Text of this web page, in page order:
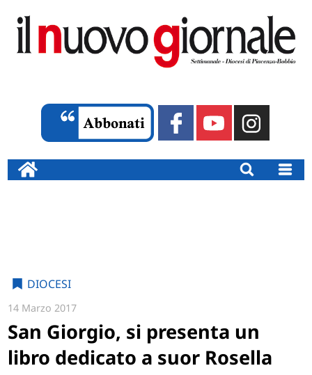
DIOCESI
14 Marzo 2017
San Giorgio, si presenta un
libro dedicato a suor Rosella